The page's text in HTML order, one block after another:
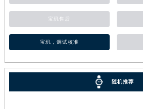
江苏省镇江市京口区中山东路宝玑售
江西省抚州市临川区赣东大道宝玑售
江西省赣州市章贡区文清路宝玑售后
宝玑售后
宝玑，调试校准
随机推荐